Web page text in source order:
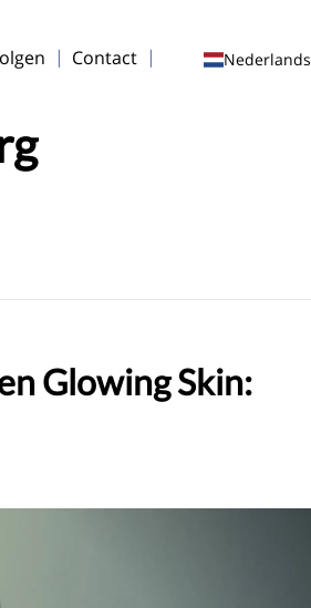
Contact Nederlands
Glowing Skin: